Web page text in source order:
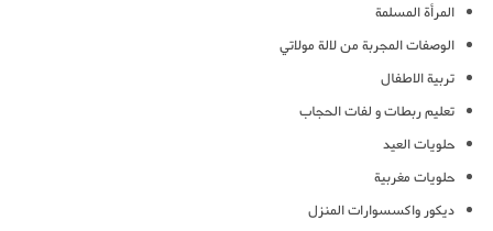
المرأة المسلمة
الوصفات المجربة من لالة مولاتي
تربية الاطفال
تعليم ربطات و لفات الحجاب
حلويات العيد
حلويات مغربية
ديكور واكسسوارات المنزل